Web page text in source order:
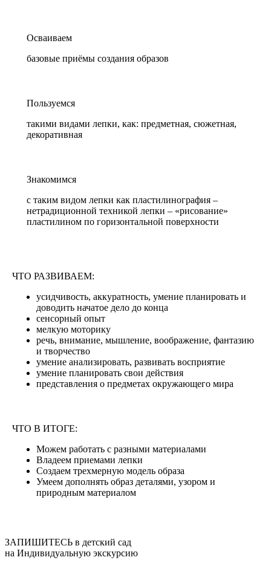
Осваиваем
базовые приёмы создания образов
Пользуемся
такими видами лепки, как: предметная, сюжетная,
декоративная
Знакомимся
с таким видом лепки как пластилинография –
нетрадиционной техникой лепки – «рисование»
пластилином по горизонтальной поверхности
ЧТО РАЗВИВАЕМ:
усидчивость, аккуратность, умение планировать и
доводить начатое дело до конца
сенсорный опыт
мелкую моторику
речь, внимание, мышление, воображение, фантазию
и творчество
умение анализировать, развивать восприятие
умение планировать свои действия
представления о предметах окружающего мира
ЧТО В ИТОГЕ:
Можем работать с разными материалами
Владеем приемами лепки
Создаем трехмерную модель образа
Умеем дополнять образ деталями, узором и
природным материалом
ЗАПИШИТЕСЬ в детский сад
на Индивидуальную экскурсию